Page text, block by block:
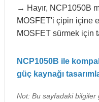
→ Hayır, NCP1050B
MOSFET'i çipin içine
MOSFET sürmek için
NCP1050B ile
güç kaynağı
Not: Bu sayfadaki